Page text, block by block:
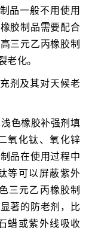
品一般不用使用
胶制品需要配合
三元乙丙橡胶制
老化。
剂及其对天候老
色橡胶补强剂填
氧化钛、氧化锌
品在使用过程中
等可以屏蔽紫外
三元乙丙橡胶制
著的防老剂，比
蜡或紫外线吸收